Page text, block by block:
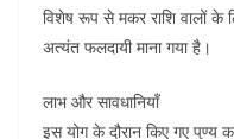
विशेष रूप से मकर राशि वालों के
अत्यंत फलदायी माना गया है।
लाभ और सावधानियाँ
इस योग के दौरान किए गए पुण्य